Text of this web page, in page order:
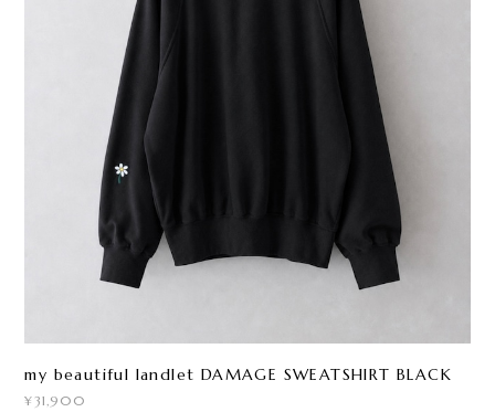
my beautiful landlet DAMAGE SWEATSHIRT BLACK
¥31,900